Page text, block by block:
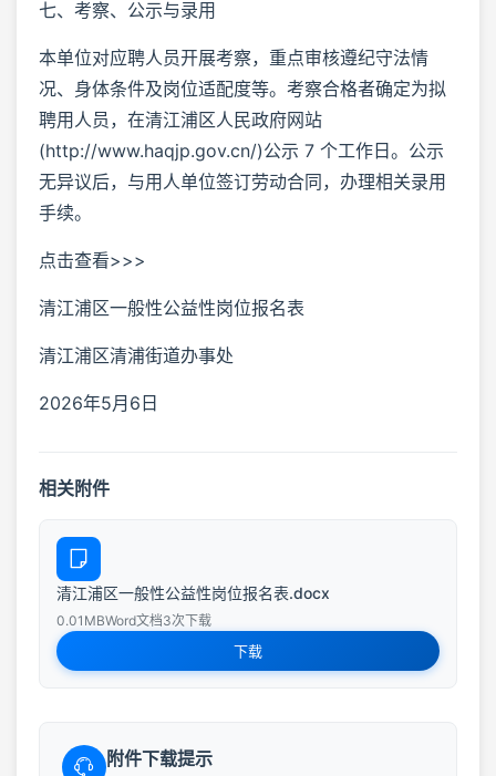
七、考察、公示与录用
本单位对应聘人员开展考察，重点审核遵纪守法情
况、身体条件及岗位适配度等。考察合格者确定为拟
聘用人员，在清江浦区人民政府网站
(http://www.haqjp.gov.cn/)公示 7 个工作日。公示
无异议后，与用人单位签订劳动合同，办理相关录用
手续。
点击查看>>>
清江浦区一般性公益性岗位报名表
清江浦区清浦街道办事处
2026年5月6日
相关附件
清江浦区一般性公益性岗位报名表.docx
0.01MBWord文档3次下载
下载
附件下载提示